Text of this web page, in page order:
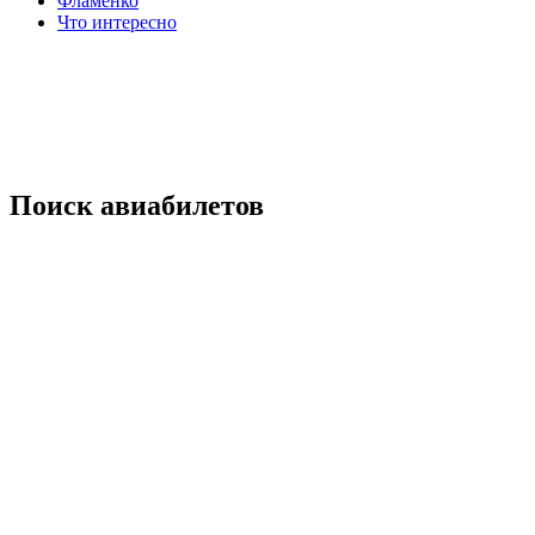
Что интересно
Поиск авиабилетов